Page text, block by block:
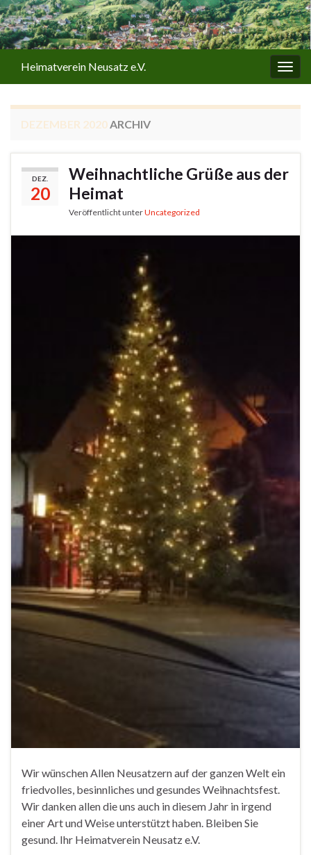
Heimatverein Neusatz e.V.
DEZEMBER 2020 ARCHIV
DEZ.
20
Weihnachtliche Grüße aus der
Heimat
Veröffentlicht unterUncategorized
Wir wünschen Allen Neusatzern auf der ganzen Welt ein
friedvolles, besinnliches und gesundes Weihnachtsfest.
Wir danken allen die uns auch in diesem Jahr in irgend
einer Art und Weise unterstützt haben. Bleiben Sie
gesund. Ihr Heimatverein Neusatz e.V.